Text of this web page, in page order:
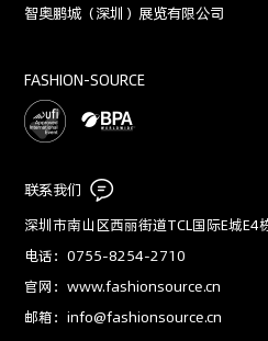
智奥鹏城（深圳）展览有限公司
FASHION-SOURCE
联系我们
深圳市南山区西丽街道TCL国际E城E4
电话：0755-8254-2710
官网：www.fashionsource.cn
邮箱：info@fashionsource.cn